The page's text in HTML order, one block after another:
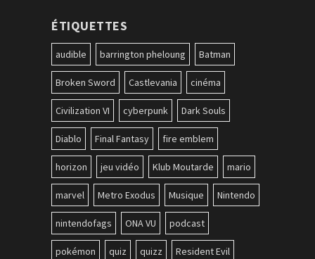
ÉTIQUETTES
audible barrington pheloung Batman
Broken Sword Castlevania cinéma
Civilization VI cyberpunk Dark Souls
Diablo Final Fantasy fire emblem
horizon jeu vidéo Klub Moutarde mario
marvel Metro Exodus Musique Nintendo
nintendofags ONA VU podcast
pokémon quiz quizz Resident Evil